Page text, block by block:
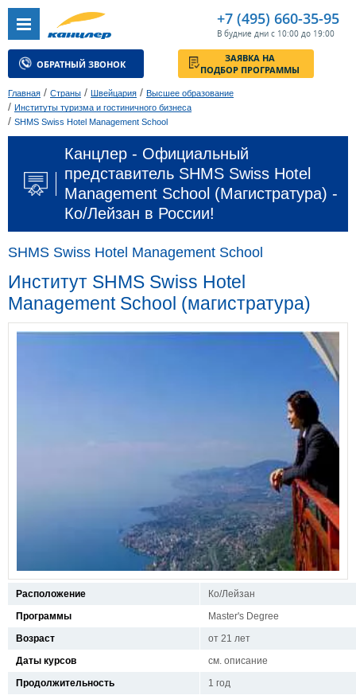
+7 (495) 660-35-95
В будние дни с 10:00 до 19:00
ОБРАТНЫЙ ЗВОНОК
ЗАЯВКА НА
ПОДБОР ПРОГРАММЫ
Главная / Страны / Швейцария / Высшее образование
/ Институты туризма и гостиничного бизнеса
/ SHMS Swiss Hotel Management School
Канцлер - Официальный
представитель SHMS Swiss Hotel
Management School (Магистратура) -
Ко/Лейзан в России!
SHMS Swiss Hotel Management School
Институт SHMS Swiss Hotel
Management School (магистратура)
Расположение
Ко/Лейзан
Программы
Master's Degree
Возраст
от 21 лет
Даты курсов
см. описание
Продолжительность
1 год